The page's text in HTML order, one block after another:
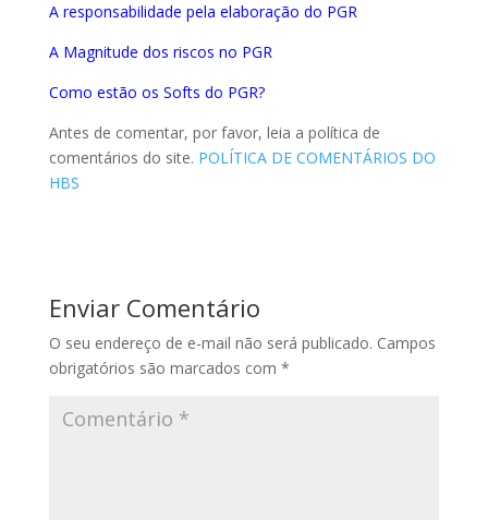
A responsabilidade pela elaboração do PGR
A Magnitude dos riscos no PGR
Como estão os Softs do PGR?
Antes de comentar, por favor, leia a política de
comentários do site. POLÍTICA DE COMENTÁRIOS DO
HBS
Enviar Comentário
O seu endereço de e-mail não será publicado. Campos
obrigatórios são marcados com *